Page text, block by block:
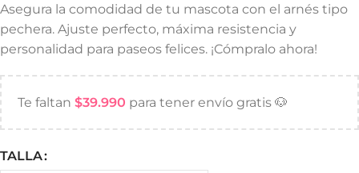
Asegura la comodidad de tu mascota con el arnés tipo
pechera. Ajuste perfecto, máxima resistencia y
personalidad para paseos felices. ¡Cómpralo ahora!
Te faltan $39.990 para tener envío gratis 🐶
TALLA